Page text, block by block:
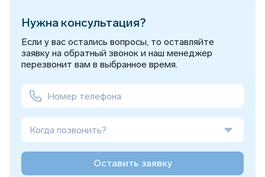
Нужна консультация?
Если у вас остались вопросы, то оставляйте
заявку на обратный звонок и наш менеджер
перезвонит вам в выбранное время.
Когда позвонить?
Оставить заявку